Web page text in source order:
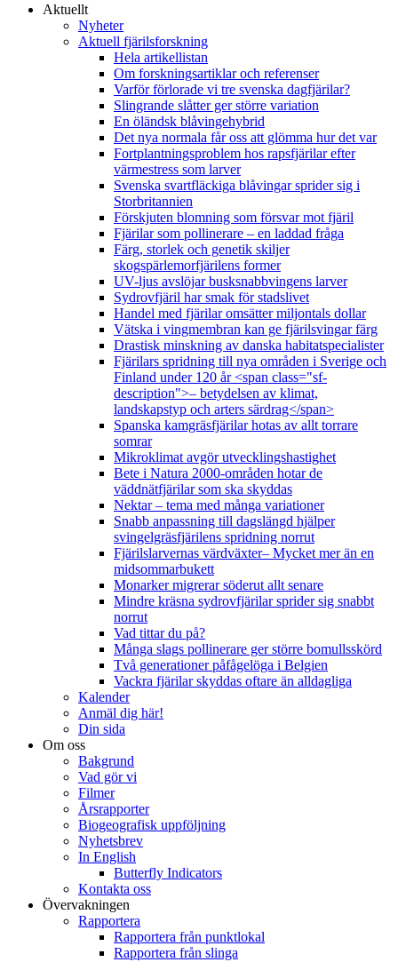
Aktuellt
Nyheter
Aktuell fjärilsforskning
Hela artikellistan
Om forskningsartiklar och referenser
Varför förlorade vi tre svenska dagfjärilar?
Slingrande slåtter ger större variation
En öländsk blåvingehybrid
Det nya normala får oss att glömma hur det var
Fortplantningsproblem hos rapsfjärilar efter
värmestress som larver
Svenska svartfläckiga blåvingar sprider sig i
Storbritannien
Förskjuten blomning som försvar mot fjäril
Fjärilar som pollinerare – en laddad fråga
Färg, storlek och genetik skiljer
skogspärlemorfjärilens former
UV-ljus avslöjar busksnabbvingens larver
Sydrovfjäril har smak för stadslivet
Handel med fjärilar omsätter miljontals dollar
Vätska i vingmembran kan ge fjärilsvingar färg
Drastisk minskning av danska habitatspecialister
Fjärilars spridning till nya områden i Sverige och
Finland under 120 år <span class="sf-
description">– betydelsen av klimat,
landskapstyp och arters särdrag</span>
Spanska kamgräsfjärilar hotas av allt torrare
somrar
Mikroklimat avgör utvecklingshastighet
Bete i Natura 2000-områden hotar de
väddnätfjärilar som ska skyddas
Nektar – tema med många variationer
Snabb anpassning till dagslängd hjälper
svingelgräsfjärilens spridning norrut
Fjärilslarvernas värdväxter– Mycket mer än en
midsommarbukett
Monarker migrerar söderut allt senare
Mindre kräsna sydrovfjärilar sprider sig snabbt
norrut
Vad tittar du på?
Många slags pollinerare ger större bomullsskörd
Två generationer påfågelöga i Belgien
Vackra fjärilar skyddas oftare än alldagliga
Kalender
Anmäl dig här!
Din sida
Om oss
Bakgrund
Vad gör vi
Filmer
Årsrapporter
Biogeografisk uppföljning
Nyhetsbrev
In English
Butterfly Indicators
Kontakta oss
Övervakningen
Rapportera
Rapportera från punktlokal
Rapportera från slinga